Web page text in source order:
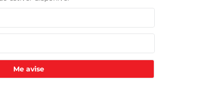
Me avise